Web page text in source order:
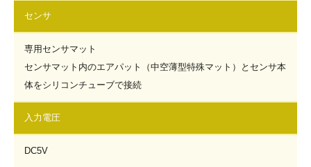
センサ
専用センサマット
センサマット内のエアパット（中空薄型特殊マット）とセンサ本
体をシリコンチューブで接続
入力電圧
DC5V